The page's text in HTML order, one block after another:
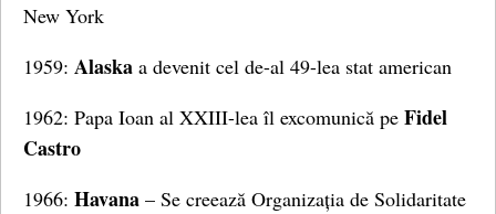
New York
1959: Alaska a devenit cel de-al 49-lea stat american
1962: Papa Ioan al XXIII-lea îl excomunică pe Fidel
Castro
1966: Havana – Se creează Organizația de Solidaritate